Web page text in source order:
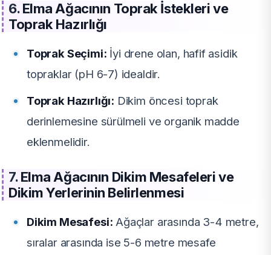
6.Elma Ağacının Toprak İstekleri ve
Toprak Hazırlığı
Toprak Seçimi: İyi drene olan, hafif asidik
topraklar (pH 6-7) idealdir.
Toprak Hazırlığı: Dikim öncesi toprak
derinlemesine sürülmeli ve organik madde
eklenmelidir.
7.Elma Ağacının Dikim Mesafeleri ve
Dikim Yerlerinin Belirlenmesi
Dikim Mesafesi: Ağaçlar arasında 3-4 metre,
sıralar arasında ise 5-6 metre mesafe